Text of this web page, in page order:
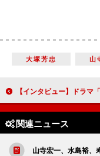
大塚芳忠 山
【インタビュー】ドラマ「＃コールドゲーム」結木滉星「仕事が生きがいだというぐらい楽しい」 氷河期を舞台にした
関連ニュース
山寺宏一、水島裕